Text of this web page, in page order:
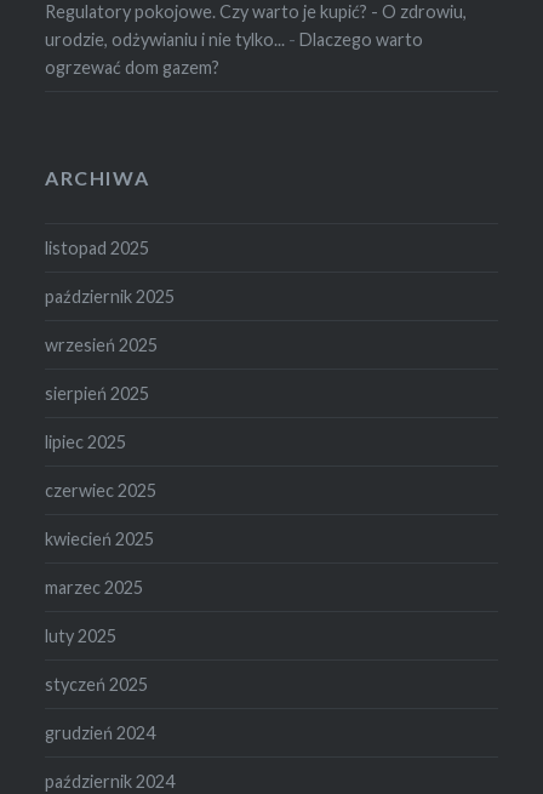
Regulatory pokojowe. Czy warto je kupić? - O zdrowiu,
urodzie, odżywianiu i nie tylko... -Dlaczego warto
ogrzewać dom gazem?
ARCHIWA
listopad 2025
październik 2025
wrzesień 2025
sierpień 2025
lipiec 2025
czerwiec 2025
kwiecień 2025
marzec 2025
luty 2025
styczeń 2025
grudzień 2024
październik 2024